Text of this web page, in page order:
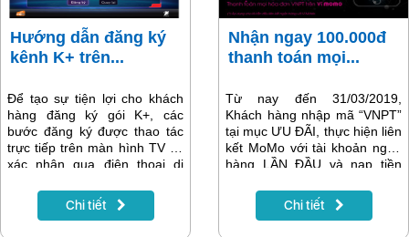
Hướng dẫn đăng ký
kênh K+ trên...
Để tạo sự tiện lợi cho khách
hàng đăng ký gói K+, các
bước đăng ký được thao tác
trực tiếp trên màn hình TV và
xác nhận qua điện thoại di
Chi tiết
Nhận ngay 100.000đ
thanh toán mọi...
Từ nay đến 31/03/2019,
Khách hàng nhập mã “VNPT”
tại mục ƯU ĐÃI, thực hiện liên
kết MoMo với tài khoản ngân
hàng LẦN ĐẦU và nạp tiền
Nhận ngay Thẻ quà tặng đầu
tiên trị giá 50.000đ dùng để
Chi tiết